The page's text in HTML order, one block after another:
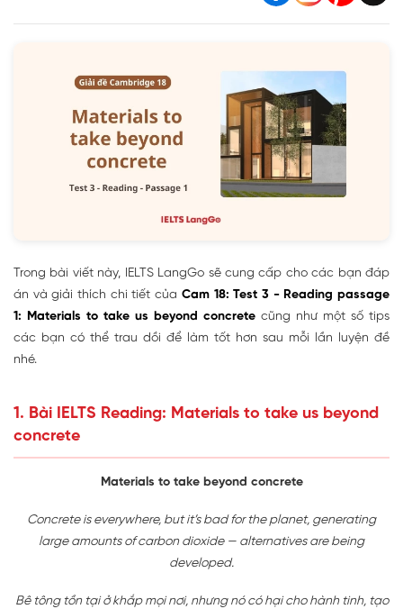
Trong bài viết này, IELTS LangGo sẽ cung cấp cho các bạn đáp
án và giải thích chi tiết của Cam 18: Test 3 - Reading passage
1: Materials to take us beyond concrete cũng như một số tips
các bạn có thể trau dồi để làm tốt hơn sau mỗi lần luyện đề
nhé.
1. Bài IELTS Reading: Materials to take us beyond
concrete
Materials to take beyond concrete
Concrete is everywhere, but it’s bad for the planet, generating
large amounts of carbon dioxide — alternatives are being
developed.
Bê tông tồn tại ở khắp mọi nơi, nhưng nó có hại cho hành tinh, tạo